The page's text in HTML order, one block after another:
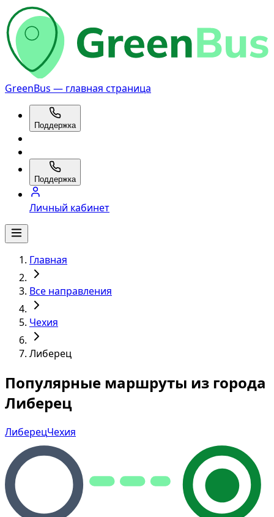
GreenBus — главная страница
Поддержка
Поддержка
Личный кабинет
Главная
Все направления
Чехия
Либерец
Популярные маршруты из города
Либерец
ЛиберецЧехия